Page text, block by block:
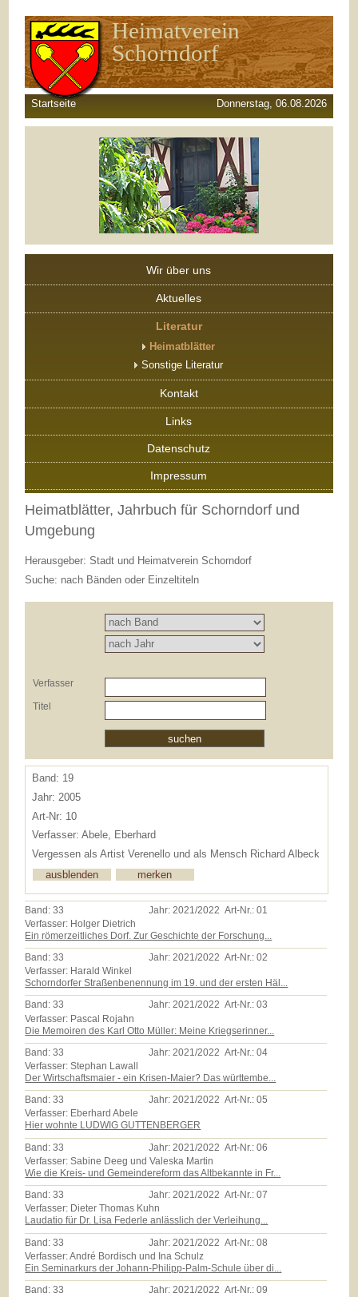
Heimatverein
Schorndorf
Startseite Donnerstag, 06.08.2026
Wir über uns
Aktuelles
Literatur
Heimatblätter
Sonstige Literatur
Kontakt
Links
Datenschutz
Impressum
Heimatblätter, Jahrbuch für Schorndorf und
Umgebung
Herausgeber: Stadt und Heimatverein Schorndorf
Suche: nach Bänden oder Einzeltiteln
Verfasser
Titel
Band: 19
Jahr: 2005
Art-Nr: 10
Verfasser: Abele, Eberhard
Vergessen als Artist Verenello und als Mensch Richard Albeck
Band:33 Jahr: 2021/2022 Art-Nr.:01
Verfasser: Holger Dietrich
Ein römerzeitliches Dorf. Zur Geschichte der Forschung...
Band:33 Jahr:2021/2022 Art-Nr.:02
Verfasser: Harald Winkel
Schorndorfer Straßenbenennung im 19. und der ersten Häl...
Band:33 Jahr:2021/2022 Art-Nr.:03
Verfasser: Pascal Rojahn
Die Memoiren des Karl Otto Müller: Meine Kriegserinner...
Band:33 Jahr:2021/2022 Art-Nr.:04
Verfasser: Stephan Lawall
Der Wirtschaftsmaier - ein Krisen-Maier? Das württembe...
Band:33 Jahr:2021/2022 Art-Nr.:05
Verfasser: Eberhard Abele
Hier wohnte LUDWIG GUTTENBERGER
Band:33 Jahr: 2021/2022 Art-Nr.:06
Verfasser: Sabine Deeg und Valeska Martin
Wie die Kreis- und Gemeindereform das Altbekannte in Fr...
Band:33 Jahr:2021/2022 Art-Nr.:07
Verfasser: Dieter Thomas Kuhn
Laudatio für Dr. Lisa Federle anlässlich der Verleihung...
Band:33 Jahr: 2021/2022 Art-Nr.:08
Verfasser: André Bordisch und Ina Schulz
Ein Seminarkurs der Johann-Philipp-Palm-Schule über di...
Band:33 Jahr:2021/2022 Art-Nr.:09